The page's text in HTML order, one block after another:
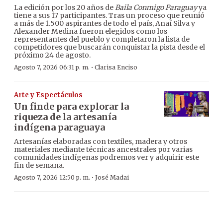
La edición por los 20 años deBaila Conmigo Paraguayya
tiene a sus 17 participantes. Tras un proceso que reunió
a más de 1.500 aspirantes de todo el país, Anaí Silva y
Alexander Medina fueron elegidos como los
representantes del pueblo y completaron la lista de
competidores que buscarán conquistar la pista desde el
próximo 24 de agosto.
Agosto 7, 2026 06:31 p. m. · Clarisa Enciso
Arte y Espectáculos
Un finde para explorar la
riqueza de la artesanía
indígena paraguaya
Artesanías elaboradas con textiles, madera y otros
materiales mediante técnicas ancestrales por varias
comunidades indígenas podremos ver y adquirir este
fin de semana.
Agosto 7, 2026 12:50 p. m. · José Madai